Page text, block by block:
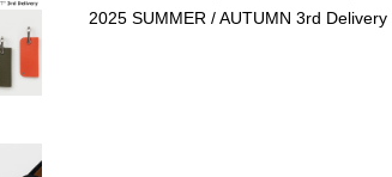
2025 SUMMER / AUTUMN 3rd Delivery